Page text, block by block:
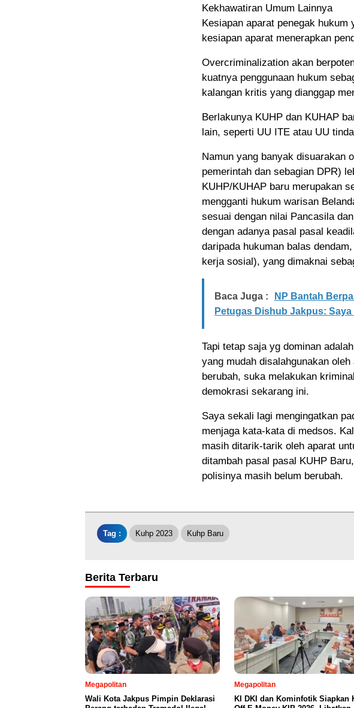
Kekhawatiran Umum Lainnya
Kesiapan aparat penegak
kesiapan aparat menerapkan
Overcriminalization akan
kuatnya penggunaan hukum
kalangan kritis yang dianggap
Berlakunya KUHP dan KUHAP
lain, seperti UU ITE atau UU
Namun yang banyak disuarakan
pemerintah dan sebagian DPR)
KUHP/KUHAP baru merupakan
mengganti hukum warisan
sesuai dengan nilai Pancasila
dengan adanya pasal pasal
daripada hukuman balas
kerja sosial), yang dimaknai
Baca Juga :
NP Bantah
Petugas Dishub Jakpus: Saya
Tapi tetap saja yg dominan
yang mudah disalahgunakan
berubah, suka melakukan
demokrasi sekarang ini.
Saya sekali lagi mengingatkan
menjaga kata-kata di medsos.
masih ditarik-tarik oleh aparat
ditambah pasal pasal KUHP
polisinya masih belum berubah.
Tag : Kuhp 2023 Kuhp Baru
Berita Terbaru
Megapolitan
Wali Kota Jakpus Pimpin Deklarasi
Megapolitan
KI DKI dan Kominfotik Siapkan